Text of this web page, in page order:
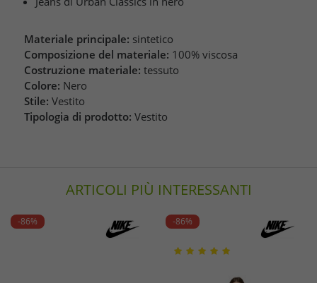
Materiale principale: sintetico
Composizione del materiale: 100% viscosa
Costruzione materiale: tessuto
Colore: Nero
Stile: Vestito
Tipologia di prodotto: Vestito
ARTICOLI PIÙ INTERESSANTI
-86% -86%